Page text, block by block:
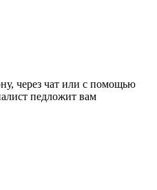
через чат или с помощью
педложит вам